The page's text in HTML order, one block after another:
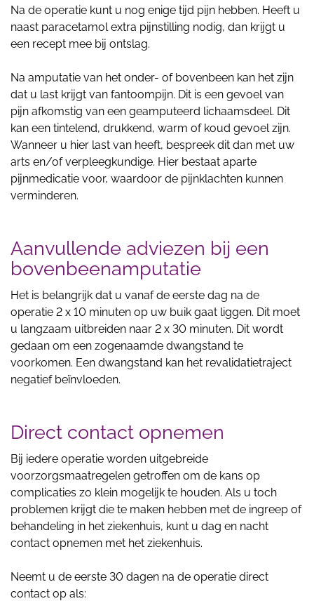
Na de operatie kunt u nog enige tijd pijn hebben. Heeft u
naast paracetamol extra pijnstilling nodig, dan krijgt u
een recept mee bij ontslag.
Na amputatie van het onder- of bovenbeen kan het zijn
dat u last krijgt van fantoompijn. Dit is een gevoel van
pijn afkomstig van een geamputeerd lichaamsdeel. Dit
kan een tintelend, drukkend, warm of koud gevoel zijn.
Wanneer u hier last van heeft, bespreek dit dan met uw
arts en/of verpleegkundige. Hier bestaat aparte
pijnmedicatie voor, waardoor de pijnklachten kunnen
verminderen.
Aanvullende adviezen bij een
bovenbeenamputatie
Het is belangrijk dat u vanaf de eerste dag na de
operatie 2 x 10 minuten op uw buik gaat liggen. Dit moet
u langzaam uitbreiden naar 2 x 30 minuten. Dit wordt
gedaan om een zogenaamde dwangstand te
voorkomen. Een dwangstand kan het revalidatietraject
negatief beïnvloeden.
Direct contact opnemen
Bij iedere operatie worden uitgebreide
voorzorgsmaatregelen getroffen om de kans op
complicaties zo klein mogelijk te houden. Als u toch
problemen krijgt die te maken hebben met de ingreep of
behandeling in het ziekenhuis, kunt u dag en nacht
contact opnemen met het ziekenhuis.
Neemt u de eerste 30 dagen na de operatie direct
contact op als: